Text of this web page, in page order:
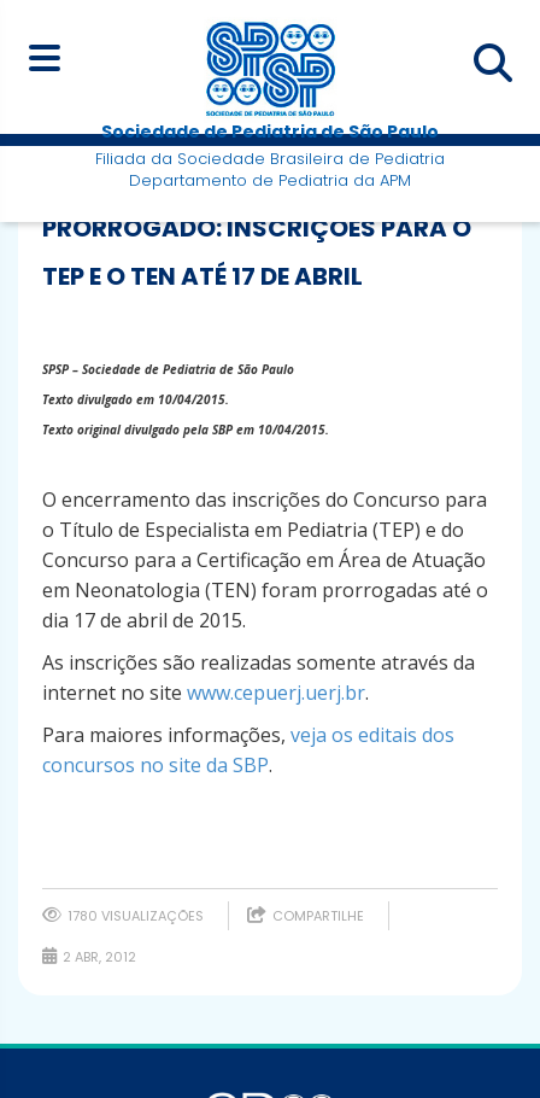
Sociedade de Pediatria de São Paulo
Filiada da Sociedade Brasileira de Pediatria
Departamento de Pediatria da APM
PRORROGADO: INSCRIÇÕES PARA O
TEP E O TEN ATÉ 17 DE ABRIL
SPSP – Sociedade de Pediatria de São Paulo
Texto divulgado em 10/04/2015.
Texto original divulgado pela SBP em 10/04/2015.
O encerramento das inscrições do Concurso para
o Título de Especialista em Pediatria (TEP) e do
Concurso para a Certificação em Área de Atuação
em Neonatologia (TEN) foram prorrogadas até o
dia 17 de abril de 2015.
As inscrições são realizadas somente através da
internet no site www.cepuerj.uerj.br.
Para maiores informações, veja os editais dos
concursos no site da SBP.
1780 VISUALIZAÇÕES COMPARTILHE
2 ABR, 2012